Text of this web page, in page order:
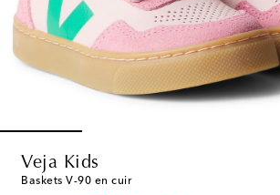
Veja Kids
Baskets V-90 en cuir